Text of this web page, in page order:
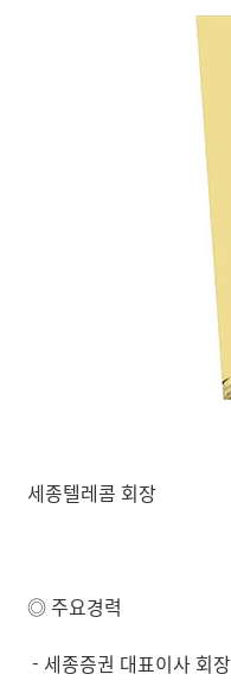
세종텔레콤 회장
◎ 주요경력
- 세종증권 대표이사 회장